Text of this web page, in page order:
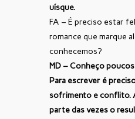
uísque.
FA – É preciso estar
romance que marque
conhecemos?
MD – Conheço
Para escrever é
sofrimento e conflito.
parte das vezes o